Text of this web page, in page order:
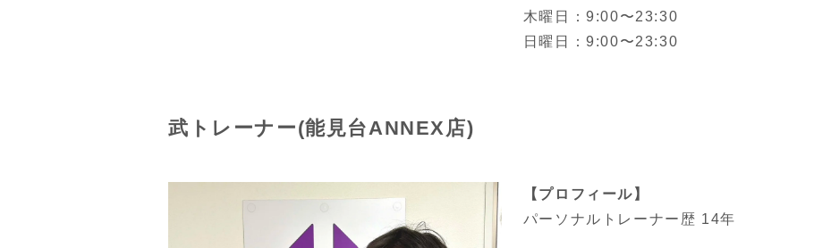
木曜日：9:00〜23:30
日曜日：9:00〜23:30
武トレーナー(能見台ANNEX店)
【プロフィール】
パーソナルトレーナー歴 14年